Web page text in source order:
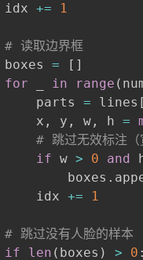
idx
+= 1
# 读取边界框
boxes
= [ ]
for
in range (
parts
= lines [
x
, y , w , h =
# 跳过无效标注（
if w > 0 and
boxes
.
idx
+= 1
# 跳过没有人脸的样本
if
len ( boxes ) > 0 :